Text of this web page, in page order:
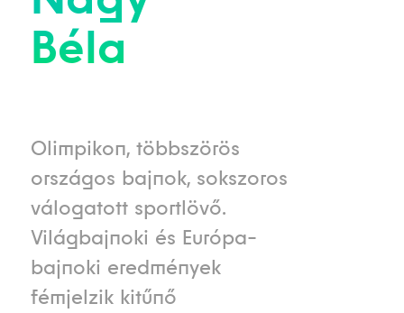
Béla
Olimpikon, többszörös
országos bajnok, sokszoros
válogatott sportlövő.
Világbajnoki és Európa-
bajnoki eredmények
fémjelzik kitűnő